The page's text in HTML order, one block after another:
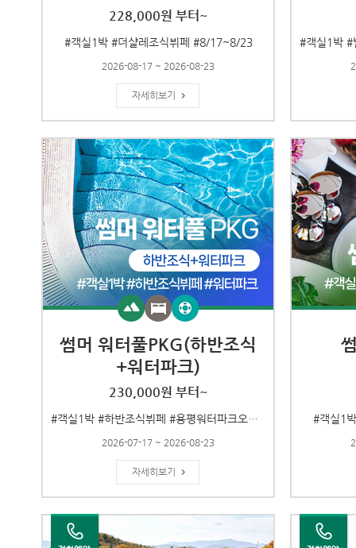
228,000원 부터~
#객실1박 #더샬레조식뷔페 #8/17~8/23
2026-08-17 ~ 2026-08-23
자세히보기
썸머 워터풀PKG(하반조식
+워터파크)
230,000원 부터~
#객실1박 #하반조식뷔페 #용평워터파크오후권
2026-07-17 ~ 2026-08-23
자세히보기
#객실1